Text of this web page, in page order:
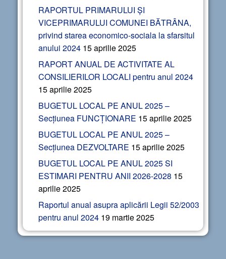
RAPORTUL PRIMARULUI ȘI
VICEPRIMARULUI COMUNEI BĂTRÂNA,
privind starea economico-sociala la sfarsitul
anului 2024 15 aprilie 2025
RAPORT ANUAL DE ACTIVITATE AL
CONSILIERILOR LOCALI pentru anul 2024
15 aprilie 2025
BUGETUL LOCAL PE ANUL 2025 –
Secțiunea FUNCȚIONARE 15 aprilie 2025
BUGETUL LOCAL PE ANUL 2025 –
Secțiunea DEZVOLTARE 15 aprilie 2025
BUGETUL LOCAL PE ANUL 2025 SI
ESTIMARI PENTRU ANII 2026-2028 15
aprilie 2025
Raportul anual asupra aplicării Legii 52/2003
pentru anul 2024 19 martie 2025